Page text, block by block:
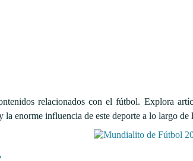
relacionados con el fútbol. Explora
enorme influencia de este deporte a lo largo de